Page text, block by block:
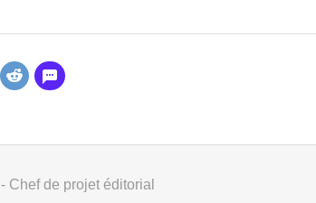
- Chef de projet éditorial